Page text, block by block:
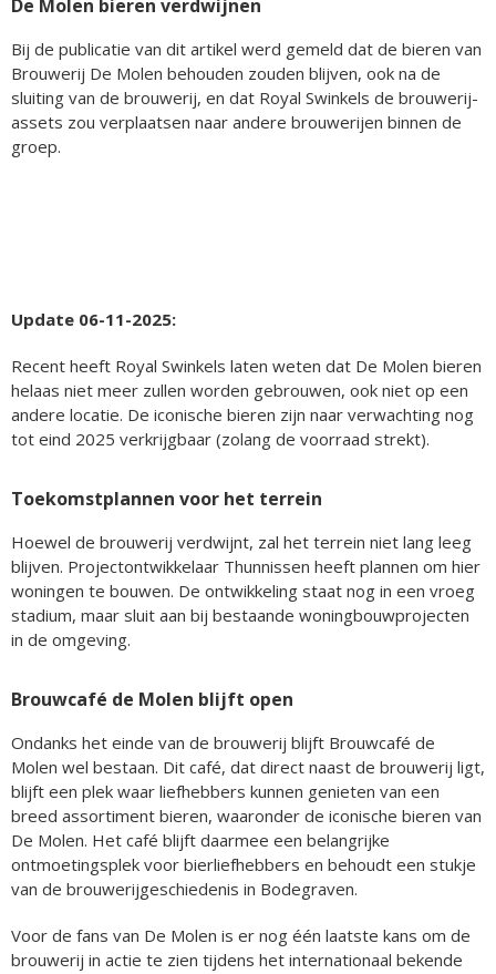
De Molen bieren verdwijnen
Bij de publicatie van dit artikel werd gemeld dat de bieren van
Brouwerij De Molen behouden zouden blijven, ook na de
sluiting van de brouwerij, en dat Royal Swinkels de brouwerij-
assets zou verplaatsen naar andere brouwerijen binnen de
groep.
Update 06-11-2025:
Recent heeft Royal Swinkels laten weten dat De Molen bieren
helaas niet meer zullen worden gebrouwen, ook niet op een
andere locatie. De iconische bieren zijn naar verwachting nog
tot eind 2025 verkrijgbaar (zolang de voorraad strekt).
Toekomstplannen voor het terrein
Hoewel de brouwerij verdwijnt, zal het terrein niet lang leeg
blijven. Projectontwikkelaar Thunnissen heeft plannen om hier
woningen te bouwen. De ontwikkeling staat nog in een vroeg
stadium, maar sluit aan bij bestaande woningbouwprojecten
in de omgeving.
Brouwcafé de Molen blijft open
Ondanks het einde van de brouwerij blijft Brouwcafé de
Molen wel bestaan. Dit café, dat direct naast de brouwerij ligt,
blijft een plek waar liefhebbers kunnen genieten van een
breed assortiment bieren, waaronder de iconische bieren van
De Molen. Het café blijft daarmee een belangrijke
ontmoetingsplek voor bierliefhebbers en behoudt een stukje
van de brouwerijgeschiedenis in Bodegraven.
Voor de fans van De Molen is er nog één laatste kans om de
brouwerij in actie te zien tijdens het internationaal bekende